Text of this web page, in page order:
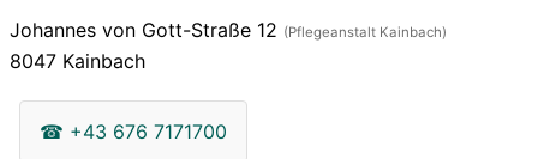
Johannes von Gott-Straße 12 (Pflegeanstalt Kainbach)
8047 Kainbach
☎ +43 676 7171700